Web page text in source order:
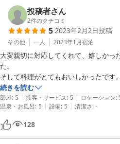
投稿者さん
2件のクチコミ
5 2023年2月2日投稿
その他 一人 2023年1月宿泊
大変親切に対応してくれて、嬉しかっ
た。
そして料理がとてもおいしかったです
うを食べました。満足しました。
お風呂もきもちよかったです。ありが
旅館です。
続きを読む
部屋: 5 | 接客・サービス: 5 | ロケーション:
温泉・お風呂: 5 | 設備: 5 | 清潔さ: -
128